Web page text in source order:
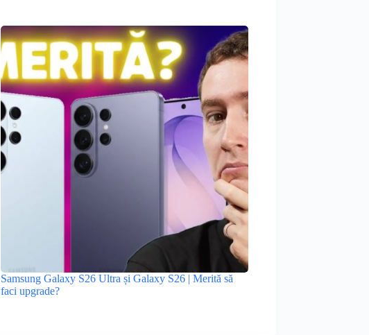
Samsung Galaxy S26 Ultra și Galaxy S26 | Merită să
faci upgrade?